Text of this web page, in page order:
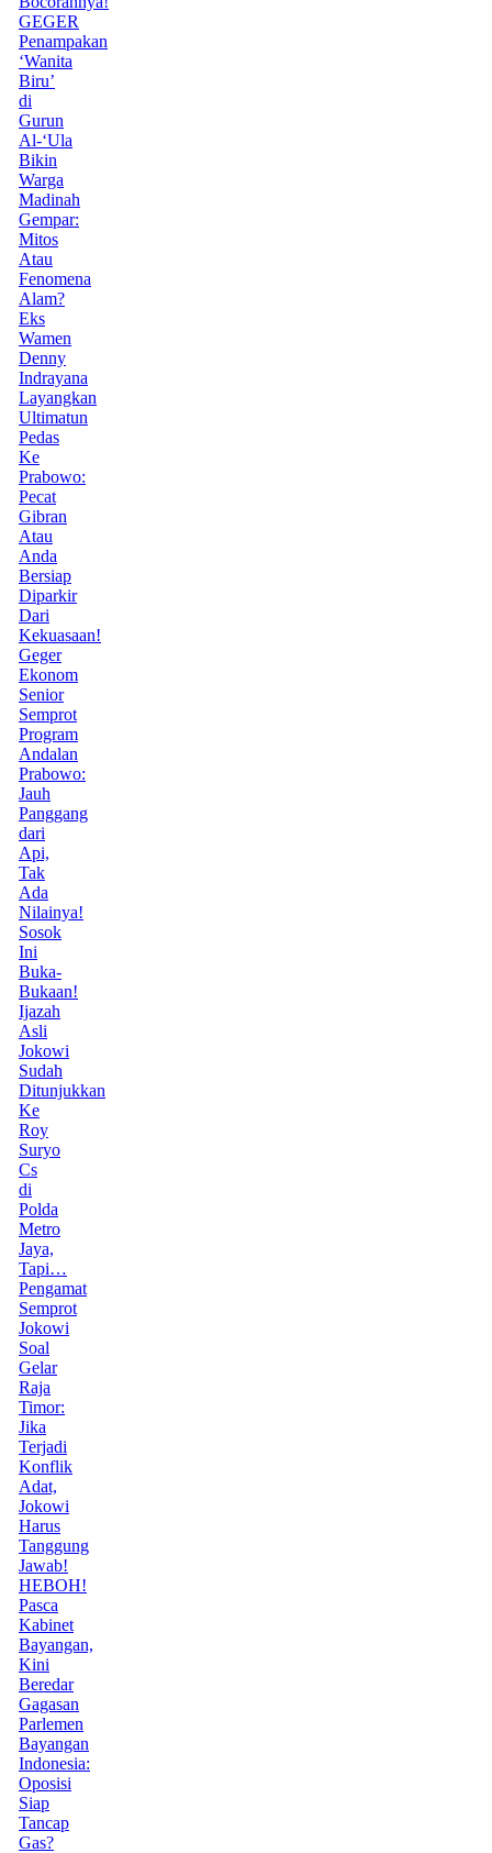
GEGER
Penampakan
‘Wanita
Biru’
di
Gurun
Al-‘Ula
Bikin
Warga
Madinah
Gempar:
Mitos
Atau
Fenomena
Alam?
Eks
Wamen
Denny
Indrayana
Layangkan
Ultimatun
Pedas
Ke
Prabowo:
Pecat
Gibran
Atau
Anda
Bersiap
Diparkir
Dari
Kekuasaan!
Geger
Ekonom
Senior
Semprot
Program
Andalan
Prabowo:
Jauh
Panggang
dari
Api,
Tak
Ada
Nilainya!
Sosok
Ini
Buka-
Bukaan!
Ijazah
Asli
Jokowi
Sudah
Ditunjukkan
Ke
Roy
Suryo
Cs
di
Polda
Metro
Jaya,
Tapi…
Pengamat
Semprot
Jokowi
Soal
Gelar
Raja
Timor:
Jika
Terjadi
Konflik
Adat,
Jokowi
Harus
Tanggung
Jawab!
HEBOH!
Pasca
Kabinet
Bayangan,
Kini
Beredar
Gagasan
Parlemen
Bayangan
Indonesia:
Oposisi
Siap
Tancap
Gas?